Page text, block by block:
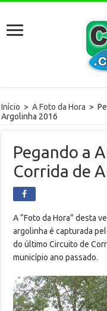
Início > A Foto da Hora >
Argolinha 2016
Pegando a
Corrida de
A “Foto da Hora” desta
argolinha é capturada
do último Circuito de
município ano passado.